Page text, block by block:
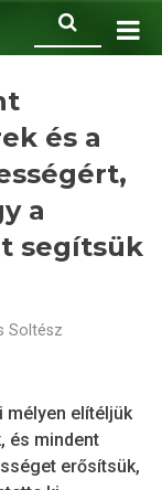
és a
a
segítsük
Soltész
mélyen elítéljük
és mindent
erősítsük,